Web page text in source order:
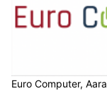
Euro Computer,